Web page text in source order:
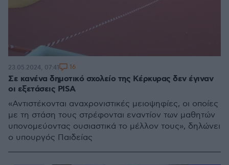
Σε κανένα δημοτικό σχολείο της Κέρκυρας δεν έγιναν
οι εξετάσεις PISA
«Αντιστέκονται αναχρονιστικές μειοψηφίες, οι οποίες
με τη στάση τους στρέφονται εναντίον των μαθητών
υπονομεύοντας ουσιαστικά το μέλλον τους», δηλώνει
ο υπουργός Παιδείας
23.05.2024, 07:41 16